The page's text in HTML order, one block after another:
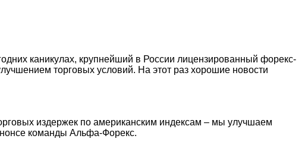
каникулах, крупнейший в России лицензированный форекс-
торговых условий. На этот раз хорошие новости
издержек по американским индексам – мы улучшаем
команды Альфа-Форекс.